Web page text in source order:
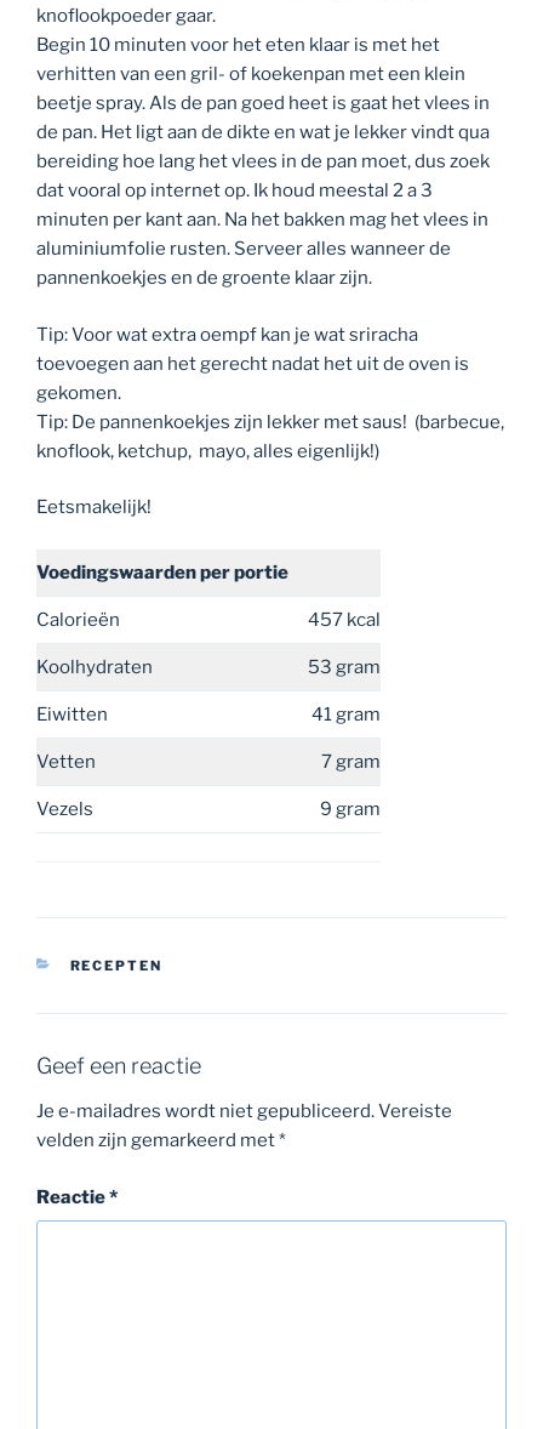
knoflookpoeder gaar.
Begin 10 minuten voor het eten klaar is met het
verhitten van een gril- of koekenpan met een klein
beetje spray. Als de pan goed heet is gaat het vlees in
de pan. Het ligt aan de dikte en wat je lekker vindt qua
bereiding hoe lang het vlees in de pan moet, dus zoek
dat vooral op internet op. Ik houd meestal 2 a 3
minuten per kant aan. Na het bakken mag het vlees in
aluminiumfolie rusten. Serveer alles wanneer de
pannenkoekjes en de groente klaar zijn.
Tip: Voor wat extra oempf kan je wat sriracha
toevoegen aan het gerecht nadat het uit de oven is
gekomen.
Tip: De pannenkoekjes zijn lekker met saus! (barbecue,
knoflook, ketchup, mayo, alles eigenlijk!)
Eetsmakelijk!
Voedingswaardenper portie
Calorieën 457 kcal
Koolhydraten 53 gram
Eiwitten 41 gram
Vetten 7 gram
Vezels 9 gram
CATEGORIEËN
RECEPTEN
Geef een reactie
Je e-mailadres wordt niet gepubliceerd.Vereiste
velden zijn gemarkeerd met*
Reactie*